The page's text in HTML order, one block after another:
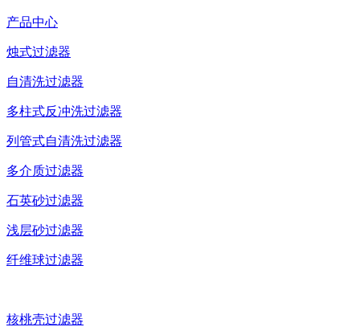
产品中心
烛式过滤器
自清洗过滤器
多柱式反冲洗过滤器
列管式自清洗过滤器
多介质过滤器
石英砂过滤器
浅层砂过滤器
纤维球过滤器
核桃壳过滤器